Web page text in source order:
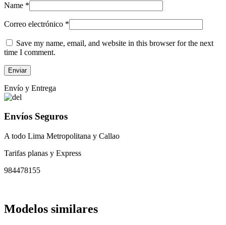
Name *
Correo electrónico *
Save my name, email, and website in this browser for the next
time I comment.
Envío y Entrega
Envíos Seguros
A todo Lima Metropolitana y Callao
Tarifas planas y Express
984478155
Modelos similares